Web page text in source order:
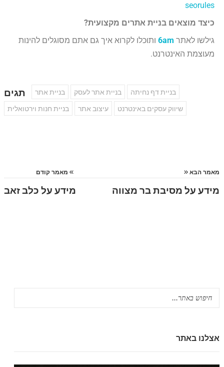
seorules
כיצד מוצאים בניית אתרים מקצועית?
גילשו לאתר 6am ותוכלו לקרוא איך גם אתם מסוגלים להינות
מעוצמת האינטרנט.
תגים בניית אתר בניית אתר לעסק
בניית דף נחיתה
בניית חנות וירטואלית
עיצוב אתר שיווק עסקים באינטרנט
מאמר קודם
מידע על כלב זאב
מאמר הבא
מידע על מסיבת בר מצווה
אצלנו באתר